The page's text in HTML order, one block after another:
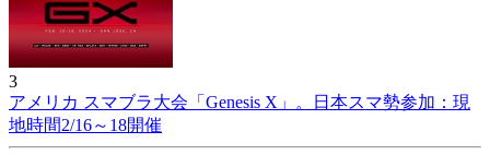
3
アメリカ スマブラ大会「Genesis X」。日本スマ勢参加：現
地時間2/16～18開催